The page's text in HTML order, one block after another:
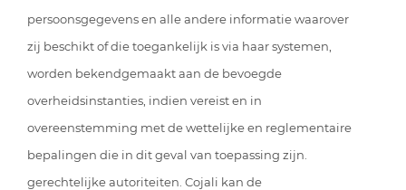
persoonsgegevens en alle andere informatie waarover
zij beschikt of die toegankelijk is via haar systemen,
worden bekendgemaakt aan de bevoegde
overheidsinstanties, indien vereist en in
overeenstemming met de wettelijke en reglementaire
bepalingen die in dit geval van toepassing zijn.
gerechtelijke autoriteiten. Cojali kan de